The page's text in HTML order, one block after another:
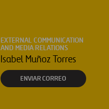
EXTERNAL COMMUNICATION
AND MEDIA RELATIONS
Isabel Muñoz Torres
ENVIAR CORREO